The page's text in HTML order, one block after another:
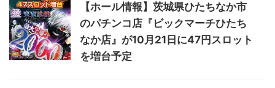
【ホール情報】茨城県ひたちなか市
のパチンコ店『ビックマーチひたち
なか店』が10月21日に47円スロット
を増台予定